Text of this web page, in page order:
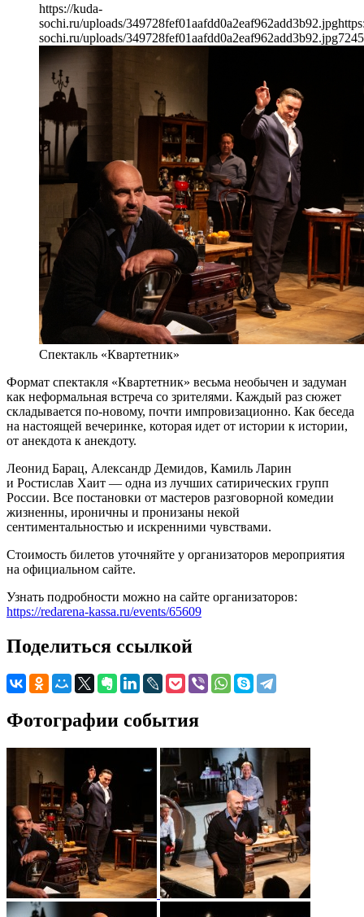
https://kuda-
sochi.ru/uploads/349728fef01aafdd0a2eaf962add3b92.jpg
sochi.ru/uploads/349728fef01aafdd0a2eaf962add3b92.jpg724
Спектакль «Квартетник»
Формат спектакля «Квартетник» весьма необычен и задуман
как неформальная встреча со зрителями. Каждый раз сюжет
складывается по-новому, почти импровизационно. Как беседа
на настоящей вечеринке, которая идет от истории к истории,
от анекдота к анекдоту.
Леонид Барац, Александр Демидов, Камиль Ларин
и Ростислав Хаит — одна из лучших сатирических групп
России. Все постановки от мастеров разговорной комедии
жизненны, ироничны и пронизаны некой
сентиментальностью и искренними чувствами.
Стоимость билетов уточняйте у организаторов мероприятия
на официальном сайте.
Узнать подробности можно на сайте организаторов:
https://redarena-kassa.ru/events/65609
Поделиться ссылкой
Фотографии события